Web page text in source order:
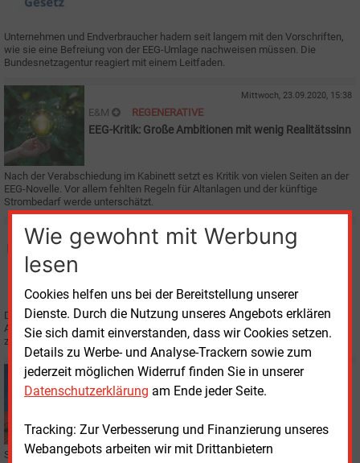
Wie gewohnt mit Werbung
lesen
Cookies helfen uns bei der Bereitstellung unserer
Dienste. Durch die Nutzung unseres Angebots erklären
Sie sich damit einverstanden, dass wir Cookies setzen.
Details zu Werbe- und Analyse-Trackern sowie zum
jederzeit möglichen Widerruf finden Sie in unserer
Datenschutzerklärung am Ende jeder Seite.
Tracking: Zur Verbesserung und Finanzierung unseres
Webangebots arbeiten wir mit Drittanbietern
Unternehmen und Endverbraucher hadern seit langem mit den Vorschriften,
wie sie eine Befreiung von der EEG-Umlage nachweisen müssen. Die
Bundesnetzagentur reagiert mit einem Leitfaden.
Mittwoch, 23.09.2020, 15:38
E&M REGENERATIVE
EEG-Kritik: Große Ambitionen mit wenig Realitätssinn
Nach der Verabschiedung im Kabinett setzt es Kritik von vielen Seiten an der
EEG-Novelle. Vor allem fehlten Regeln für Altanlagen und der künftige
Strombedarf werde unterschätzt.
Mittwoch, 23.09.2020, 13:54
ERNEUERBARE ENERGIEN GESETZ
Das Bundeskabinett beschloss die Novelle des EEG mit ehrgeizigen
Ausbaupfaden. Bis 2030 soll der Strom für Deutschlands zu 65 %, bis 2050
zu 100 % erneuerbar produziert werden.
Montag, 21.09.2020, 14:08
E&M PHOTOVOLTAIK
PV-Anlagen
Statt heute 50.000 MW wären bis 2030 PV-Kleinanlagen mit einer Leistung